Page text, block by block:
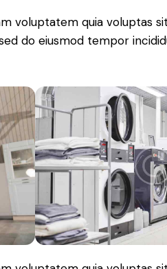
voluptatem quia voluptas
do eiusmod tempor